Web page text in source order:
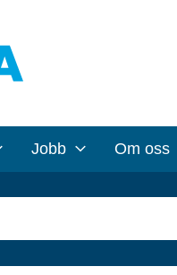
Jobb Om oss